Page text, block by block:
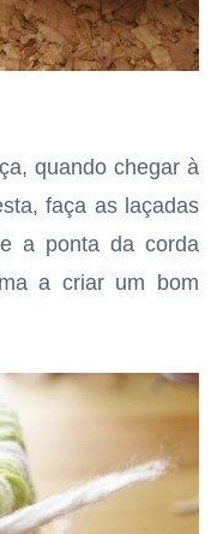
quando chegar à
faça as laçadas
a ponta da corda
a criar um bom